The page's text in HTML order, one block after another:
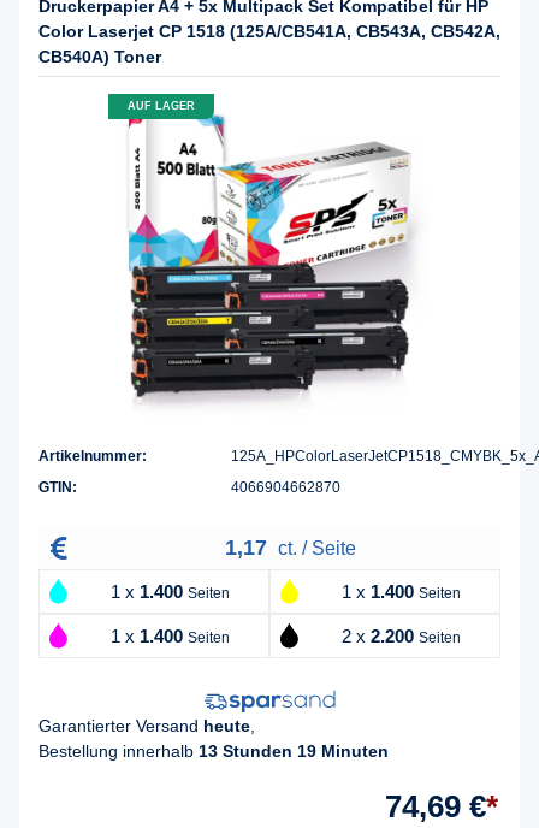
Druckerpapier A4 + 5x Multipack Set Kompatibel für HP
Color Laserjet CP 1518 (125A/CB541A, CB543A, CB542A,
CB540A) Toner
AUF LAGER
Artikelnummer:
GTIN:
4066904662870
1,17 ct. / Seite
1 x 1.400 Seiten 1 x 1.400 Seiten
1 x 1.400 Seiten 2 x 2.200 Seiten
Garantierter Versand heute
Bestellung innerhalb 13 Stunden 19 Minuten
74,69 €*